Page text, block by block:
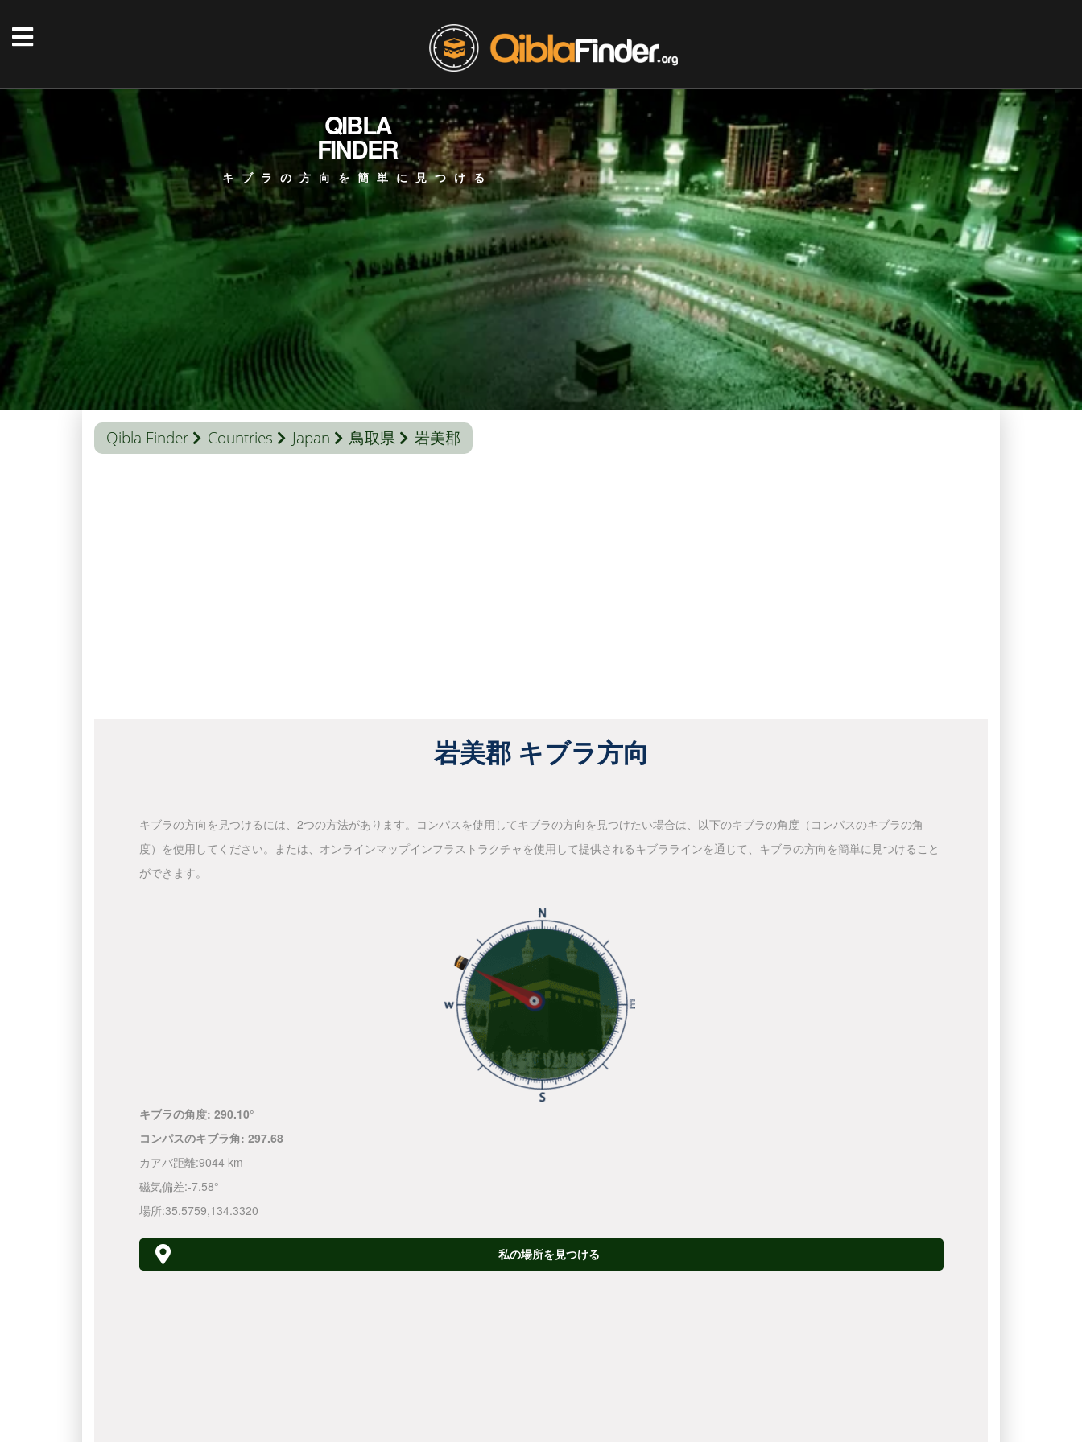
QIBLA
FINDER
キブラの方向を簡単に見つける
Qibla Finder Countries Japan 鳥取県 岩美郡
岩美郡 キブラ方向
キブラの方向を見つけるには、2つの方法があります。コンパスを使用してキブラの方向を見つけたい場合は、以下のキブラの角度（コンパスのキブラの角
度）を使用してください。または、オンラインマップインフラストラクチャを使用して提供されるキブララインを通じて、キブラの方向を簡単に見つけること
ができます。
キブラの角度: 290.10°
コンパスのキブラ角: 297.68
カアバ距離:9044 km
磁気偏差:-7.58°
場所:35.5759,134.3320
私の場所を見つける